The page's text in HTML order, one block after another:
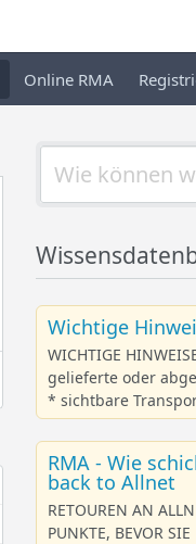
Online RMA
Wichtige
WICHTIGE
gelieferte oder
* sichtbare
RMA - Wie
back to Allnet
RETOUREN AN
PUNKTE, BEVOR